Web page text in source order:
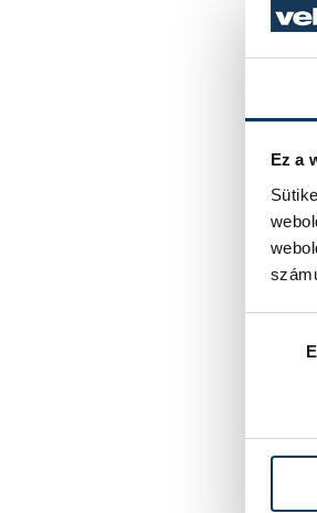
Ez a